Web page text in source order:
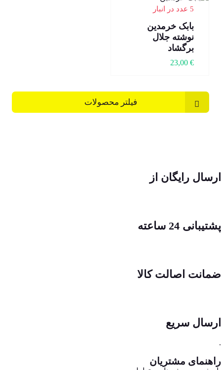
5 عدد در انبار
بابک خرمدین
نوشته جلال
برگشاد
23,00 €
فیلتر محصولات
ارسال رایگان از
پشتیبانی 24 ساعته
ضمانت اصالت کالا
ارسال سریع
.
راهنمای مشتریان